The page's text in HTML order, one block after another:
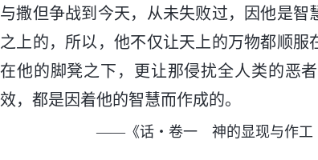
与撒但争战到今天，从未失败过，因他是
之上的，所以，他不仅让天上的万物都顺
在他的脚凳之下，更让那侵扰全人类的恶
效，都是因着他的智慧而作成的。
——《话・卷一 神的显现与作工